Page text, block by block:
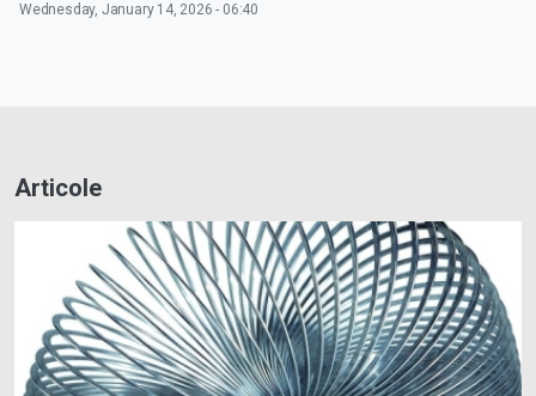
Wednesday, January 14, 2026 - 06:40
Articole